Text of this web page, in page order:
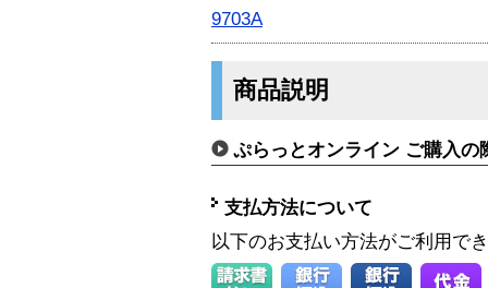
9703A
商品説明
ぷらっとオンライン ご購入の
支払方法について
以下のお支払い方法がご利用で